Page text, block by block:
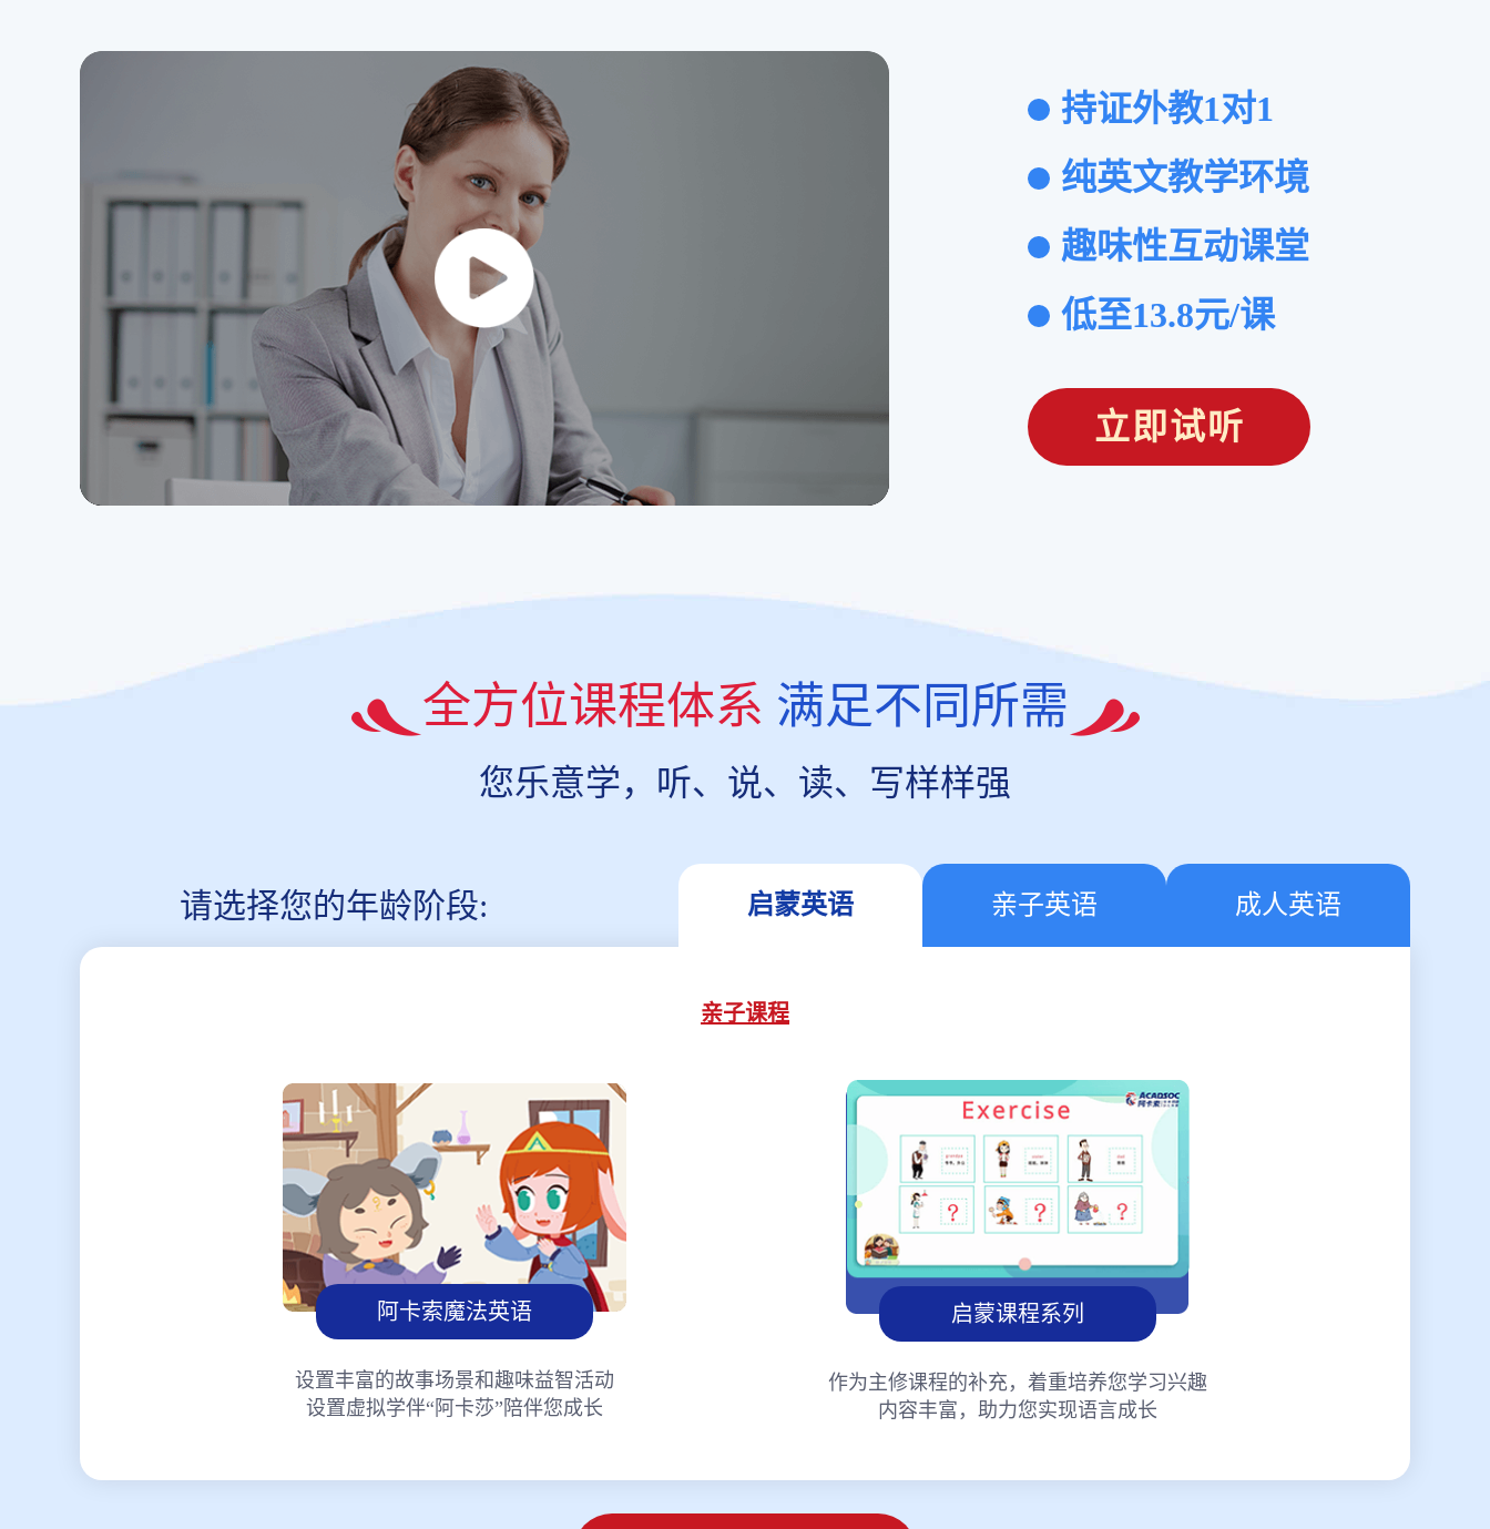
持证外教1对1
纯英文教学环境
趣味性互动课堂
低至13.8元/课
立即试听
全方位课程体系 满足不同所需
您乐意学，听、说、读、写样样强
请选择您的年龄阶段: 启蒙英语 亲子英语 成人英语
亲子课程
阿卡索魔法英语
设置丰富的故事场景和趣味益智活动
设置虚拟学伴“阿卡莎”陪伴您成长
启蒙课程系列
作为主修课程的补充，着重培养您学习兴趣
内容丰富，助力您实现语言成长